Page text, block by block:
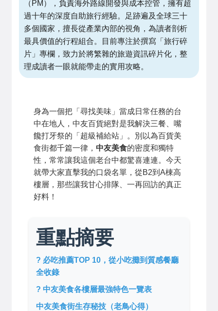
（PM），負責海外路線開發與成本控管，擁有超
過十年的深度自助旅行經驗。足跡遍及全球三十
多個國家，擅長從產業內部的視角，為讀者剖析
最具價值的行程組合。目前專注於撰寫「旅行碎
片」專欄，致力於將繁雜的旅遊資訊碎片化，整
理成讀者一眼就能帶走的實用攻略。
身為一個把「尋找美味」當成日常任務的台
中在地人，中友百貨絕對是我解決三餐、嘴
饞打牙祭的「超級補給站」。別以為百貨美
食街都千篇一律， 中友美食的密度和獨特
性，常常讓我這個老台中都驚喜連連。今天
就帶大家直擊我的口袋名單，從B2到A棟高
樓層，那些讓我甘心排隊、一再回訪的真正
好料！
重點摘要
? 必吃推薦TOP 10，從小吃攤到質感餐廳
全收錄
? 中友美食各樓層最強特色一覽表
中友美食街生存秘技（老鳥心得）